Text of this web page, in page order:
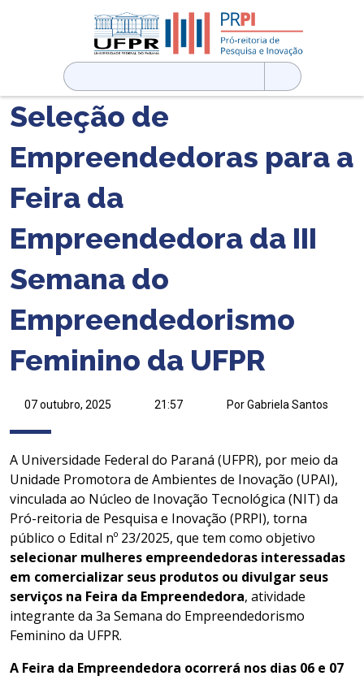
Pesquisar
por:
Seleção de
Empreendedoras para a
Feira da
Empreendedora da III
Semana do
Empreendedorismo
Feminino da UFPR
07 outubro, 2025 21:57 Por Gabriela Santos
A Universidade Federal do Paraná (UFPR), por meio da
Unidade Promotora de Ambientes de Inovação (UPAI),
vinculada ao Núcleo de Inovação Tecnológica (NIT) da
Pró-reitoria de Pesquisa e Inovação (PRPI), torna
público o Edital nº 23/2025, que tem como objetivo
selecionar mulheres empreendedoras interessadas
em comercializar seus produtos ou divulgar seus
serviços na Feira da Empreendedora, atividade
integrante da 3a Semana do Empreendedorismo
Feminino da UFPR.
A Feira da Empreendedora ocorrerá nos dias 06 e 07